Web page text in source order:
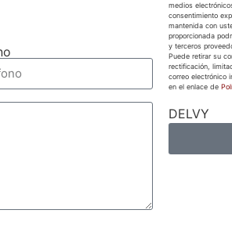
medios
consentimiento
mantenida con
proporcionada
y terceros
Puede retirar su
rectificación,
correo electrónico
en el enlace de
DELVY